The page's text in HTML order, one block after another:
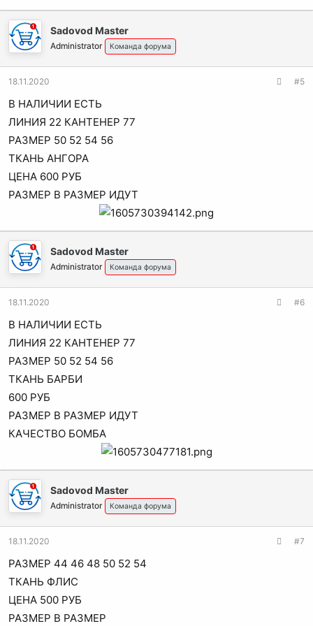
Sadovod Master
Administrator Команда форума
18.11.2020 #5
В НАЛИЧИИ ЕСТЬ
ЛИНИЯ 22 КАНТЕНЕР 77
РАЗМЕР 50 52 54 56
ТКАНЬ АНГОРА
ЦЕНА 600 РУБ
РАЗМЕР В РАЗМЕР ИДУТ
Sadovod Master
Administrator Команда форума
18.11.2020 #6
В НАЛИЧИИ ЕСТЬ
ЛИНИЯ 22 КАНТЕНЕР 77
РАЗМЕР 50 52 54 56
ТКАНЬ БАРБИ
600 РУБ
РАЗМЕР В РАЗМЕР ИДУТ
КАЧЕСТВО БОМБА
Sadovod Master
Administrator Команда форума
18.11.2020 #7
РАЗМЕР 44 46 48 50 52 54
ТКАНЬ ФЛИС
ЦЕНА 500 РУБ
РАЗМЕР В РАЗМЕР